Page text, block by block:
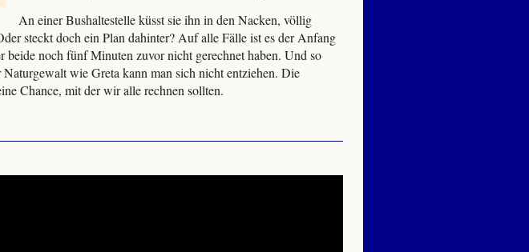
An einer Bushaltestelle küsst sie ihn in den Nacken, völlig
steckt doch ein Plan dahinter? Auf alle Fälle ist es der Anfang
beide noch fünf Minuten zuvor nicht gerechnet haben. Und so
wie Greta kann man sich nicht entziehen. Die
Chance, mit der wir alle rechnen sollten.